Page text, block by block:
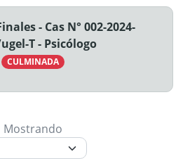
- Cas N° 002-2024-
T - Psicólogo
CULMINADA
Mostrando